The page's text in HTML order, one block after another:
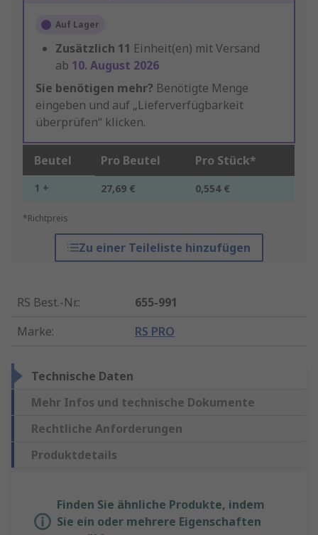
Auf Lager
Zusätzlich 11 Einheit(en) mit Versand
ab 10. August 2026
Sie benötigen mehr? Benötigte Menge
eingeben und auf „Lieferverfügbarkeit
überprüfen“ klicken.
Beutel Pro Beutel Pro Stück*
1 + 27,69 € 0,554 €
*Richtpreis
Zu einer Teileliste hinzufügen
RS Best.-Nr.:
655-991
Marke: RS PRO
Technische Daten
Mehr Infos und technische Dokumente
Rechtliche Anforderungen
Produktdetails
Finden Sie ähnliche Produkte, indem
Sie ein oder mehrere Eigenschaften